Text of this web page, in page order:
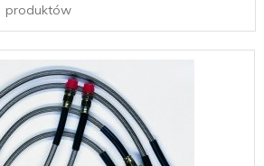
produktów